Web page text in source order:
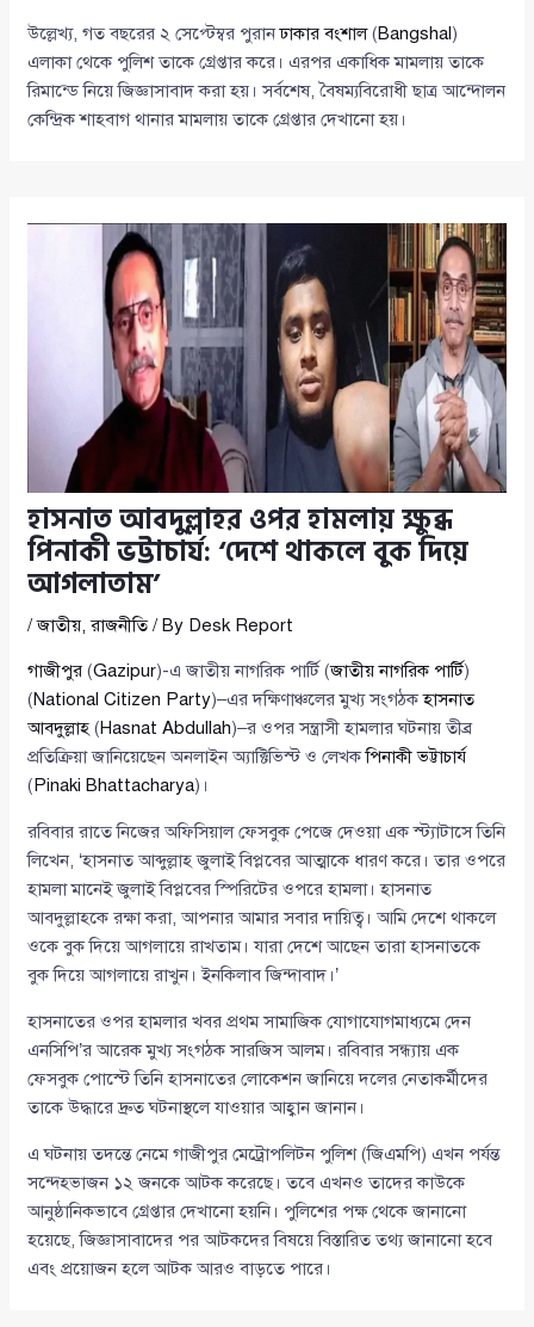
উল্লেখ্য, গত বছরের ২ সেপ্টেম্বর পুরানঢাকার বংশাল(Bangshal )
এলাকা থেকে পুলিশ তাকে গ্রেপ্তার করে। এরপর একাধিক মামলায় তাকে
রিমান্ডে নিয়ে জিজ্ঞাসাবাদ করা হয়। সর্বশেষ, বৈষম্যবিরোধী ছাত্র আন্দোলন
কেন্দ্রিক শাহবাগ থানার মামলায় তাকে গ্রেপ্তার দেখানো হয়।
হাসনাত আবদুল্লাহর ওপর হামলায় ক্ষুব্ধ
পিনাকী ভট্টাচার্য: ‘দেশে থাকলে বুক দিয়ে
আগলাতাম’
/জাতীয়,রাজনীতি/ By Desk Report
গাজীপুর (Gazipur)-এ জাতীয় নাগরিক পার্টি (জাতীয় নাগরিক পার্টি)
(National Citizen Party)–এর দক্ষিণাঞ্চলের মুখ্য সংগঠকহাসনাত
আবদুল্লাহ (Hasnat Abdullah)–র ওপর সন্ত্রাসী হামলার ঘটনায় তীব্র
প্রতিক্রিয়া জানিয়েছেন অনলাইন অ্যাক্টিভিস্ট ও লেখকপিনাকী ভট্টাচার্য
( Pinaki Bhattacharya)।
রবিবার রাতে নিজের অফিসিয়াল ফেসবুক পেজে দেওয়া এক স্ট্যাটাসে তিনি
লিখেন, ‘হাসনাত আব্দুল্লাহ জুলাই বিপ্লবের আত্মাকে ধারণ করে। তার ওপরে
হামলা মানেই জুলাই বিপ্লবের স্পিরিটের ওপরে হামলা। হাসনাত
আবদুল্লাহকে রক্ষা করা, আপনার আমার সবার দায়িত্ব। আমি দেশে থাকলে
ওকে বুক দিয়ে আগলায়ে রাখতাম। যারা দেশে আছেন তারা হাসনাতকে
বুক দিয়ে আগলায়ে রাখুন। ইনকিলাব জিন্দাবাদ।’
হাসনাতের ওপর হামলার খবর প্রথম সামাজিক যোগাযোগমাধ্যমে দেন
এনসিপি’র আরেক মুখ্য সংগঠক সারজিস আলম। রবিবার সন্ধ্যায় এক
ফেসবুক পোস্টে তিনি হাসনাতের লোকেশন জানিয়ে দলের নেতাকর্মীদের
তাকে উদ্ধারে দ্রুত ঘটনাস্থলে যাওয়ার আহ্বান জানান।
এ ঘটনায় তদন্তে নেমে গাজীপুর মেট্রোপলিটন পুলিশ (জিএমপি) এখন পর্যন্ত
সন্দেহভাজন ১২ জনকে আটক করেছে। তবে এখনও তাদের কাউকে
আনুষ্ঠানিকভাবে গ্রেপ্তার দেখানো হয়নি। পুলিশের পক্ষ থেকে জানানো
হয়েছে, জিজ্ঞাসাবাদের পর আটকদের বিষয়ে বিস্তারিত তথ্য জানানো হবে
এবং প্রয়োজন হলে আটক আরও বাড়তে পারে।